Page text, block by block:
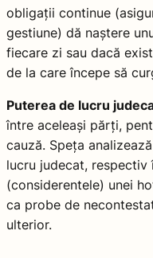
obligații continue
gestiune) dă naștere
fiecare zi sau dacă
de la care începe să
Puterea de lucru
între aceleași părți,
cauză. Speța
lucru judecat, respectiv
(considerentele) unei
ca probe de
ulterior.